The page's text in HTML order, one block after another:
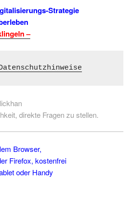
Strategie
–
direkte Fragen zu stellen.
Browser,
Firefox, kostenfrei
oder Handy